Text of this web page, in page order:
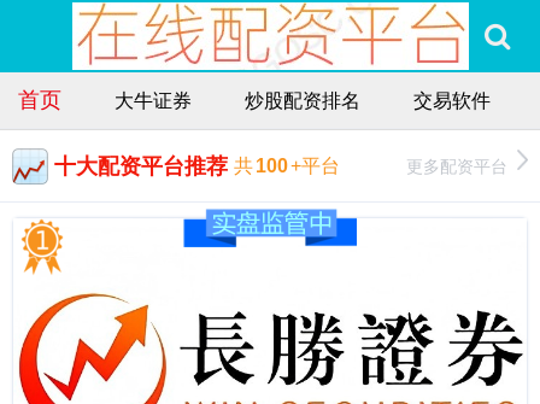
首页 大牛证券 炒股配资排名 交易软件
十大配资平台推荐 共100+平台 更多配资平台